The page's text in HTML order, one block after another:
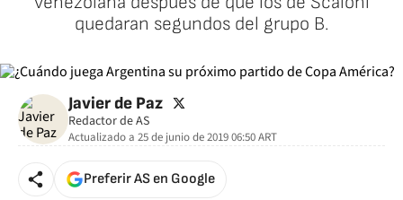
quedaran segundos del grupo B.
Javier de Paz twitter
Redactor de AS
Actualizado a 25 de junio de 2019 06:50ART
Preferir AS en Google